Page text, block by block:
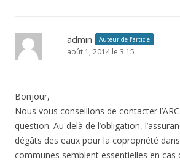
admin Auteur de l’article
août 1, 2014 le 3:15
Bonjour,
Nous vous conseillons de contacter
question. Au delà de l’obligation,
dégâts des eaux pour la copropriété
communes semblent essentielles en cas